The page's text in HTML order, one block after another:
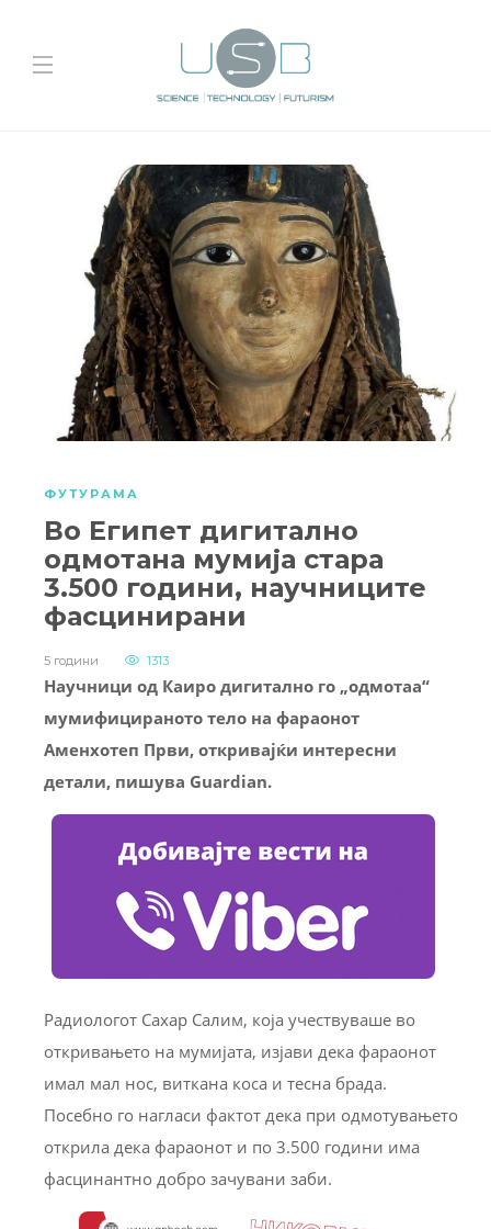
ФУТУРАМА
Во Египет дигитално
одмотана мумија стара
3.500 години, научниците
фасцинирани
5 години 1313
Научници од Каиро дигитално го „одмотаа“
мумифицираното тело на фараонот
Аменхотеп Први, откривајќи интересни
детали, пишува Guardian.
Радиологот Сахар Салим, која учествуваше во
откривањето на мумијата, изјави дека фараонот
имал мал нос, виткана коса и тесна брада.
Посебно го нагласи фактот дека при одмотувањето
открила дека фараонот и по 3.500 години има
фасцинантно добро зачувани заби.